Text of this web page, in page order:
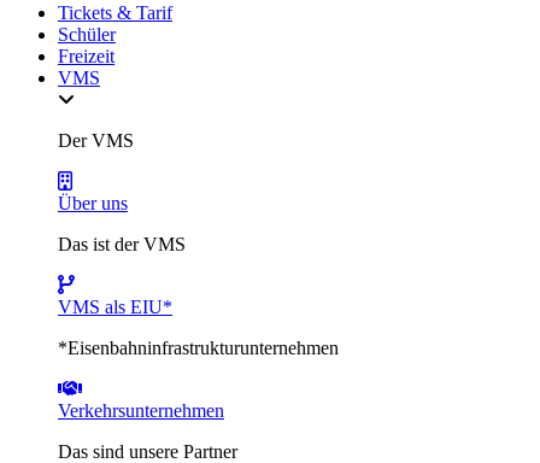
Tickets & Tarif
Schüler
Freizeit
VMS
Der VMS
Über uns
Das ist der VMS
VMS als EIU*
*Eisenbahninfrastrukturunternehmen
Verkehrsunternehmen
Das sind unsere Partner